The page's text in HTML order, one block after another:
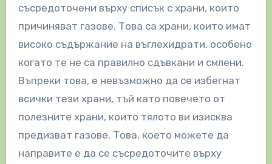
съсредоточени върху списък с храни, които
причиняват газове. Това са храни, които имат
високо съдържание на въглехидрати, особено
когато те не са правилно сдъвкани и смлени.
Въпреки това, е невъзможно да се избегнат
всички тези храни, тъй като повечето от
полезните храни, които тялото ви изисква
предизват газове. Това, което можете да
направите е да се съсредоточите върху